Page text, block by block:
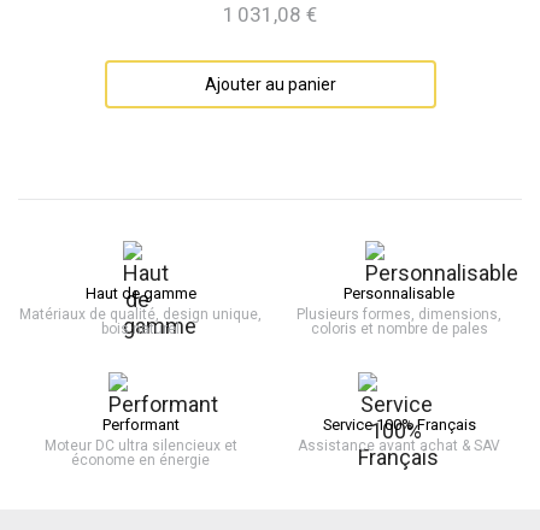
Prix
1 031,08 €
Ajouter au panier
Haut de gamme
Matériaux de qualité, design unique,
bois naturel
Personnalisable
Plusieurs formes, dimensions,
coloris et nombre de pales
Performant
Moteur DC ultra silencieux et
économe en énergie
Service 100% Français
Assistance avant achat & SAV